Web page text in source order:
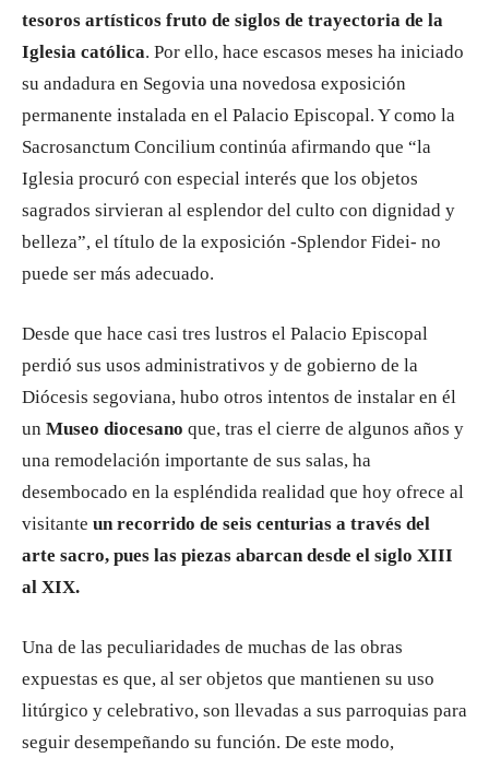
tesoros artísticos fruto de siglos de trayectoria de la
Iglesia católica. Por ello, hace escasos meses ha iniciado
su andadura en Segovia una novedosa exposición
permanente instalada en el Palacio Episcopal. Y como la
Sacrosanctum Concilium continúa afirmando que “la
Iglesia procuró con especial interés que los objetos
sagrados sirvieran al esplendor del culto con dignidad y
belleza”, el título de la exposición -Splendor Fidei- no
puede ser más adecuado.
Desde que hace casi tres lustros el Palacio Episcopal
perdió sus usos administrativos y de gobierno de la
Diócesis segoviana, hubo otros intentos de instalar en él
un Museo diocesano que, tras el cierre de algunos años y
una remodelación importante de sus salas, ha
desembocado en la espléndida realidad que hoy ofrece al
visitante un recorrido de seis centurias a través del
arte sacro, pues las piezas abarcan desde el siglo XIII
al XIX.
Una de las peculiaridades de muchas de las obras
expuestas es que, al ser objetos que mantienen su uso
litúrgico y celebrativo, son llevadas a sus parroquias para
seguir desempeñando su función. De este modo,